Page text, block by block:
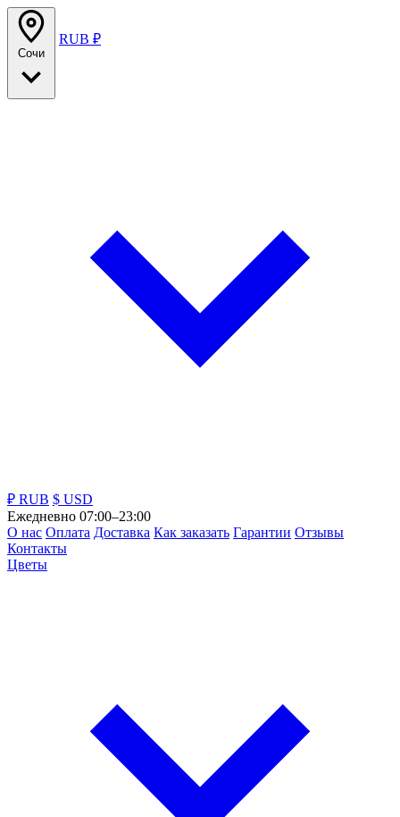
Сочи
RUB ₽
₽ RUB $ USD
Ежедневно 07:00–23:00
О нас Оплата Доставка Как заказать Гарантии Отзывы
Контакты
Цветы